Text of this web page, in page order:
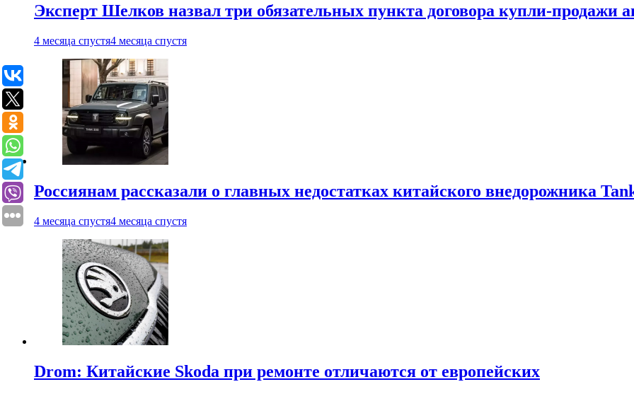
Эксперт Шелков назвал три обязательных пункта договора купли-продажи
4 месяца спустя4 месяца спустя
Россиянам рассказали о главных недостатках китайского внедорожника
4 месяца спустя4 месяца спустя
Drom: Китайские Skoda при ремонте отличаются от европейских